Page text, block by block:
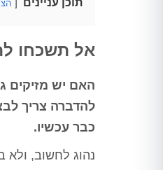
תוכן עניינים
אל תשכחו
האם יש מזיקים
להדברה צריך
כבר עכשיו.
נהוג לחשוב, ולא